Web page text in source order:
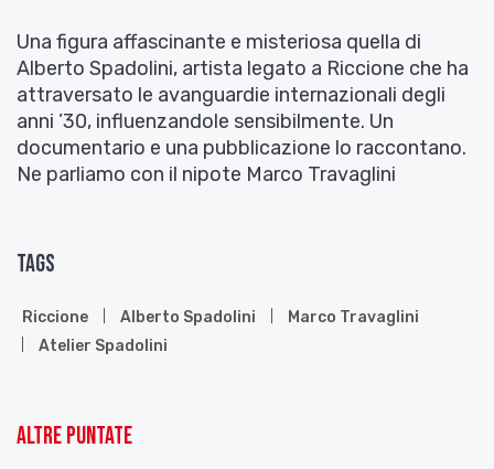
Una figura affascinante e misteriosa quella di
Alberto Spadolini, artista legato a Riccione che ha
attraversato le avanguardie internazionali degli
anni ’30, influenzandole sensibilmente. Un
documentario e una pubblicazione lo raccontano.
Ne parliamo con il nipote Marco Travaglini
Tags
Riccione Alberto Spadolini
Marco Travaglini
Atelier Spadolini
Altre puntate